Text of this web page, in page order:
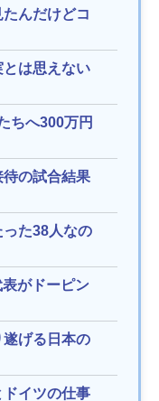
んだけどコ
は思えない
ちへ300万円
の試合結果
た38人なの
がドーピン
げる日本の
イツの仕事